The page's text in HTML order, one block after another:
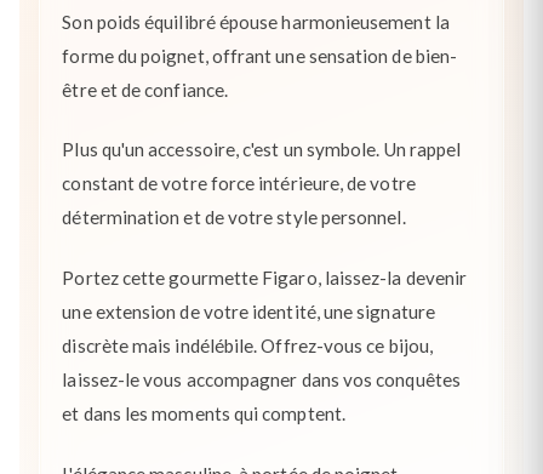
Son poids équilibré épouse harmonieusement la
forme du poignet, offrant une sensation de bien-
être et de confiance.
Plus qu'un accessoire, c'est un symbole. Un rappel
constant de votre force intérieure, de votre
détermination et de votre style personnel.
Portez cette gourmette Figaro, laissez-la devenir
une extension de votre identité, une signature
discrète mais indélébile. Offrez-vous ce bijou,
laissez-le vous accompagner dans vos conquêtes
et dans les moments qui comptent.